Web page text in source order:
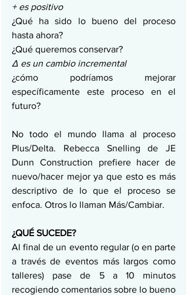
+ es positivo
¿Qué ha sido lo bueno del proceso
hasta ahora?
¿Qué queremos conservar?
Δ es un cambio incremental
¿cómo podríamos mejorar
específicamente este proceso en el
futuro?
No todo el mundo llama al proceso
Plus/Delta. Rebecca Snelling de JE
Dunn Construction prefiere hacer de
nuevo/hacer mejor ya que esto es más
descriptivo de lo que el proceso se
enfoca. Otros lo llaman Más/Cambiar.
¿QUÉ SUCEDE?
Al final de un evento regular (o en parte
a través de eventos más largos como
talleres) pase de 5 a 10 minutos
recogiendo comentarios sobre lo bueno